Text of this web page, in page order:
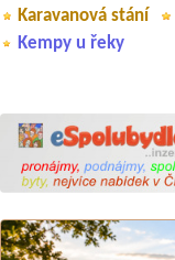
Karavanová stání
Kempy u řeky